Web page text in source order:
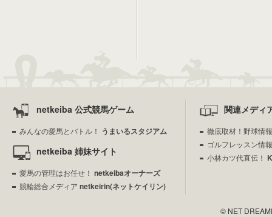
netkeiba 公式競馬ゲーム
みんなの愛馬とバトル！ うまいるスタジアム
netkeiba 姉妹サイト
愛馬の管理はお任せ！ netkeibaオーナーズ
競輪総合メディア netkeirin(ネットケイリン)
関連メディ
徹底取材！野球情
ゴルフレッスン情
小林カツ代直伝！
© NET